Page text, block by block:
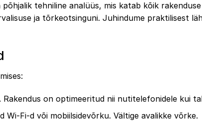
tehniline analüüs, mis katab kõik
ja tõrkeotsinguni. Juhindume praktilisest
Rakendus on optimeeritud nii nutitelefonidele kui
Wi-Fi-d või mobiilsidevõrku. Vältige avalikke võrke.